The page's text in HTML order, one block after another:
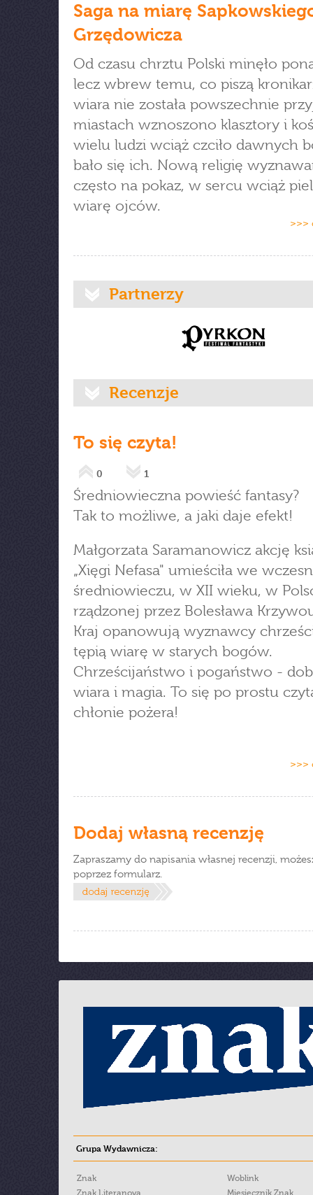
Saga na miarę
Grzędowicza
Od czasu chrztu Polski minęło
lecz wbrew temu, co piszą
wiara nie została powszechnie
miastach wznoszono klasztory i
wielu ludzi wciąż czciło dawnych
bało się ich. Nową religię
często na pokaz, w sercu wciąż
wiarę ojców.
>>>
Partnerzy
Recenzje
To się czyta!
0 1
Średniowieczna powieść fantasy?
Tak to możliwe, a jaki daje efekt!
Małgorzata Saramanowicz akcję
„Xięgi Nefasa" umieściła we
średniowieczu, w XII wieku, w
rządzonej przez Bolesława
Kraj opanowują wyznawcy
tępią wiarę w starych bogów.
Chrześcijaństwo i pogaństwo -
wiara i magia. To się po prostu
chłonie pożera!
>>>
Dodaj własną recenzję
Zapraszamy do napisania własnej recenzji,
poprzez formularz.
Grupa Wydawnicza:
Znak
Znak Literanova
Woblink
Miesięcznik Znak